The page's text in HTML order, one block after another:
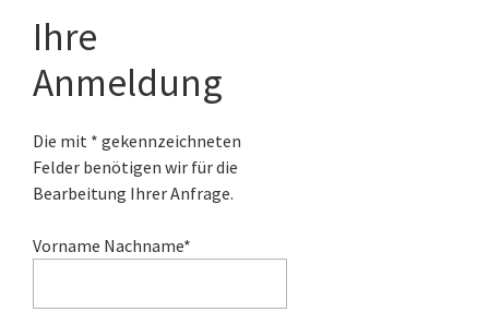
Ihre
Anmeldung
Die mit * gekennzeichneten
Felder benötigen wir für die
Bearbeitung Ihrer Anfrage.
Vorname Nachname*